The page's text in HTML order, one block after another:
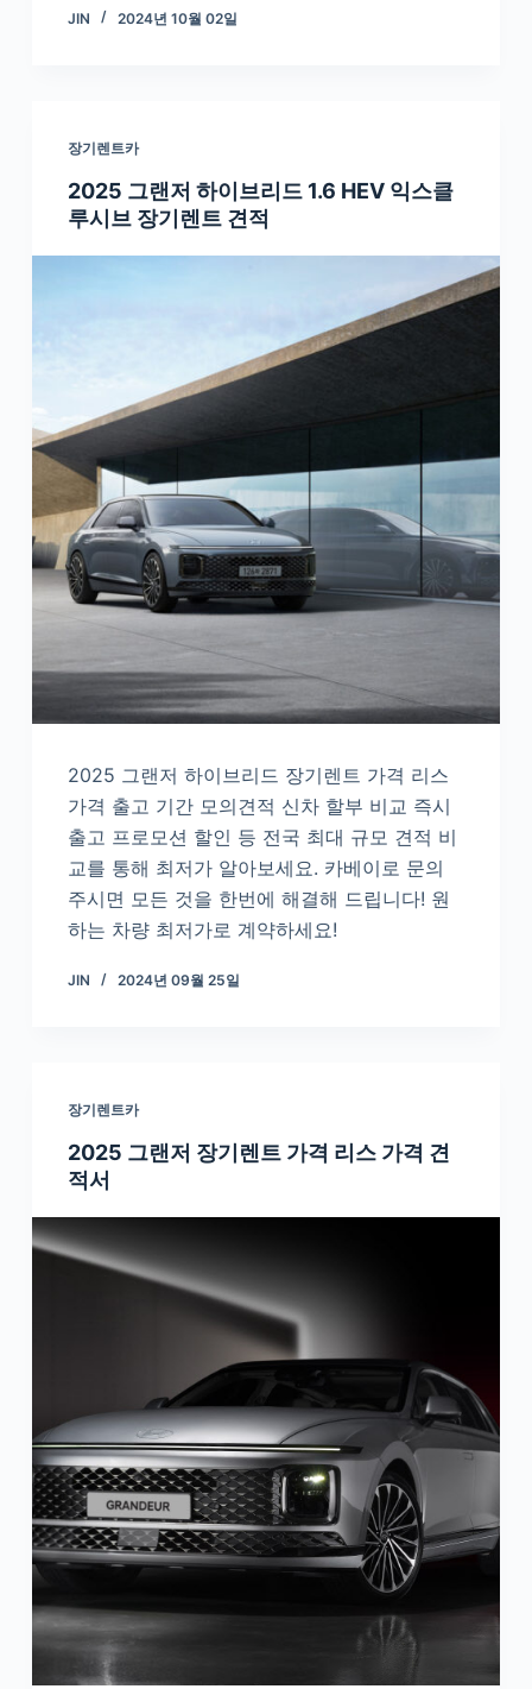
JIN 2024년 10월 02일
장기렌트카
2025 그랜저 하이브리드 1.6 HEV 익스클
루시브 장기렌트 견적
2025 그랜저 하이브리드 장기렌트 가격 리스
가격 출고 기간 모의견적 신차 할부 비교 즉시
출고 프로모션 할인 등 전국 최대 규모 견적 비
교를 통해 최저가 알아보세요. 카베이로 문의
주시면 모든 것을 한번에 해결해 드립니다! 원
하는 차량 최저가로 계약하세요!
JIN 2024년 09월 25일
장기렌트카
2025 그랜저 장기렌트 가격 리스 가격 견
적서